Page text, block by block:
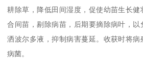
耕除草，降低田间湿度，促使幼苗生长
合间苗，剔除病苗，后期要摘除病叶，
洒波尔多液，抑制病害蔓延。收获时将
病菌。